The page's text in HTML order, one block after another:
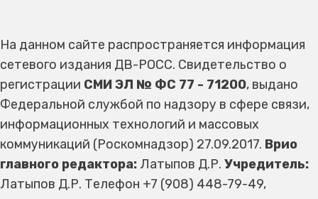
На данном сайте распространяется информация
сетевого издания ДВ-РОСС. Свидетельство о
регистрации СМИ ЭЛ № ФС 77 - 71200, выдано
Федеральной службой по надзору в сфере связи,
информационных технологий и массовых
коммуникаций (Роскомнадзор) 27.09.2017. Врио
главного редактора: Латыпов Д.Р. Учредитель:
Латыпов Д.Р. Телефон +7 (908) 448-79-49,